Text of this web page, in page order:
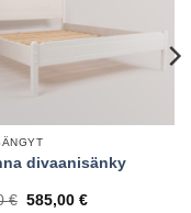
divaanisänky
€ Alkuperäinen
585,00 €Nykyinen